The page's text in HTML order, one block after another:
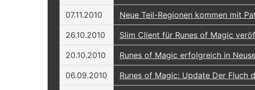
07.11.2010 Neue Teil-Regionen kommen mit
26.10.2010 Slim Client für Runes of Magic
20.10.2010 Runes of Magic erfolgreich in
06.09.2010 Runes of Magic: Update Der Fluch